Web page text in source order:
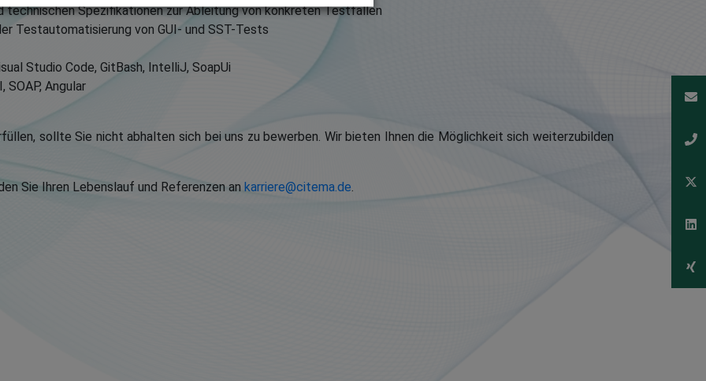
technischen Spezifikationen zur Ableitung von konkreten Testfällen
Testautomatisierung von GUI- und SST-Tests
Studio Code, GitBash, IntelliJ, SoapUi
SOAP, Angular
sollte Sie nicht abhalten sich bei uns zu bewerben. Wir bieten Ihnen die Möglichkeit sich weiterzubilden
Sie Ihren Lebenslauf und Referenzen an karriere@citema.de.